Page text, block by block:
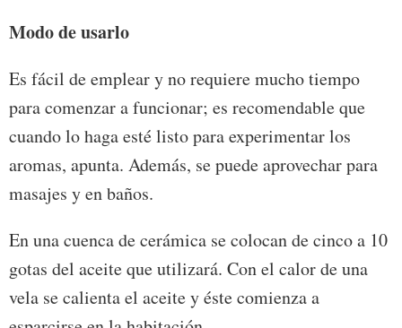
Modo de usarlo
Es fácil de emplear y no requiere mucho tiempo
para comenzar a funcionar; es recomendable que
cuando lo haga esté listo para experimentar los
aromas, apunta. Además, se puede aprovechar para
masajes y en baños.
En una cuenca de cerámica se colocan de cinco a 10
gotas del aceite que utilizará. Con el calor de una
vela se calienta el aceite y éste comienza a